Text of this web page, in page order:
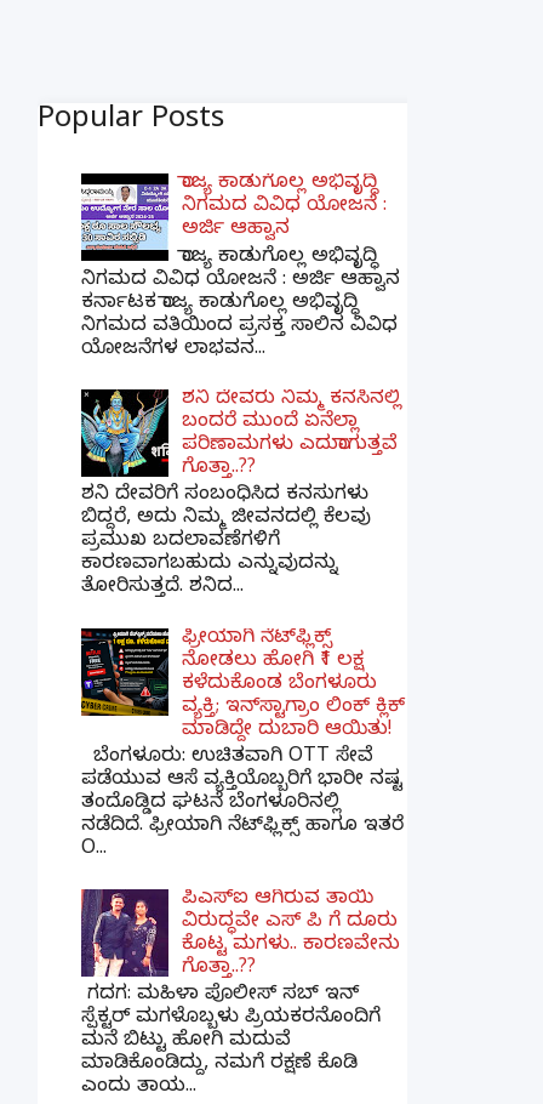
Popular Posts
ರಾಜ್ಯ ಕಾಡುಗೊಲ್ಲ ಅಭಿವೃದ್ಧಿ
ನಿಗಮದ ವಿವಿಧ ಯೋಜನೆ :
ಅರ್ಜಿ ಆಹ್ವಾನ
ರಾಜ್ಯ ಕಾಡುಗೊಲ್ಲ ಅಭಿವೃದ್ಧಿ
ನಿಗಮದ ವಿವಿಧ ಯೋಜನೆ : ಅರ್ಜಿ ಆಹ್ವಾನ
ಕರ್ನಾಟಕ ರಾಜ್ಯ ಕಾಡುಗೊಲ್ಲ ಅಭಿವೃದ್ಧಿ
ನಿಗಮದ ವತಿಯಿಂದ ಪ್ರಸಕ್ತ ಸಾಲಿನ ವಿವಿಧ
ಯೋಜನೆಗಳ ಲಾಭವನ...
ಶನಿ ದೇವರು ನಿಮ್ಮ ಕನಸಿನಲ್ಲಿ
ಬಂದರೆ ಮುಂದೆ ಏನೆಲ್ಲಾ
ಪರಿಣಾಮಗಳು ಎದುರಾಗುತ್ತವೆ
ಗೊತ್ತಾ..??
ಶನಿ ದೇವರಿಗೆ ಸಂಬಂಧಿಸಿದ ಕನಸುಗಳು
ಬಿದ್ದರೆ, ಅದು ನಿಮ್ಮ ಜೀವನದಲ್ಲಿ ಕೆಲವು
ಪ್ರಮುಖ ಬದಲಾವಣೆಗಳಿಗೆ
ಕಾರಣವಾಗಬಹುದು ಎನ್ನುವುದನ್ನು
ತೋರಿಸುತ್ತದೆ. ಶನಿದ...
ಫ್ರೀಯಾಗಿ ನೆಟ್‌ಫ್ಲಿಕ್ಸ್
ನೋಡಲು ಹೋಗಿ ₹1 ಲಕ್ಷ
ಕಳೆದುಕೊಂಡ ಬೆಂಗಳೂರು
ವ್ಯಕ್ತಿ; ಇನ್‌ಸ್ಟಾಗ್ರಾಂ ಲಿಂಕ್ ಕ್ಲಿಕ್
ಮಾಡಿದ್ದೇ ದುಬಾರಿ ಆಯಿತು!
ಬೆಂಗಳೂರು: ಉಚಿತವಾಗಿ OTT ಸೇವೆ
ಪಡೆಯುವ ಆಸೆ ವ್ಯಕ್ತಿಯೊಬ್ಬರಿಗೆ ಭಾರೀ ನಷ್ಟ
ತಂದೊಡ್ಡಿದ ಘಟನೆ ಬೆಂಗಳೂರಿನಲ್ಲಿ
ನಡೆದಿದೆ. ಫ್ರೀಯಾಗಿ ನೆಟ್‌ಫ್ಲಿಕ್ಸ್ ಹಾಗೂ ಇತರೆ
O...
ಪಿಎಸ್​ಐ ಆಗಿರುವ ತಾಯಿ
ವಿರುದ್ಧವೇ ಎಸ್ ಪಿ ಗೆ ದೂರು
ಕೊಟ್ಟ ಮಗಳು.. ಕಾರಣವೇನು
ಗೊತ್ತಾ..??
ಗದಗ​: ಮಹಿಳಾ ಪೊಲೀಸ್​ ಸಬ್ ​ಇನ್​
ಸ್ಪೆಕ್ಟರ್​ ಮಗಳೊಬ್ಬಳು ಪ್ರಿಯಕರನೊಂದಿಗೆ
ಮನೆ ಬಿಟ್ಟು ಹೋಗಿ ಮದುವೆ
ಮಾಡಿಕೊಂಡಿದ್ದು, ನಮಗೆ ರಕ್ಷಣೆ ಕೊಡಿ
ಎಂದು ತಾಯ...